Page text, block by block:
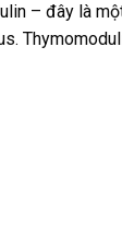
– đây là